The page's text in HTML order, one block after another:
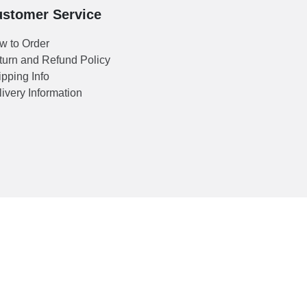
Service
to Order
and Refund Policy
Info
Information